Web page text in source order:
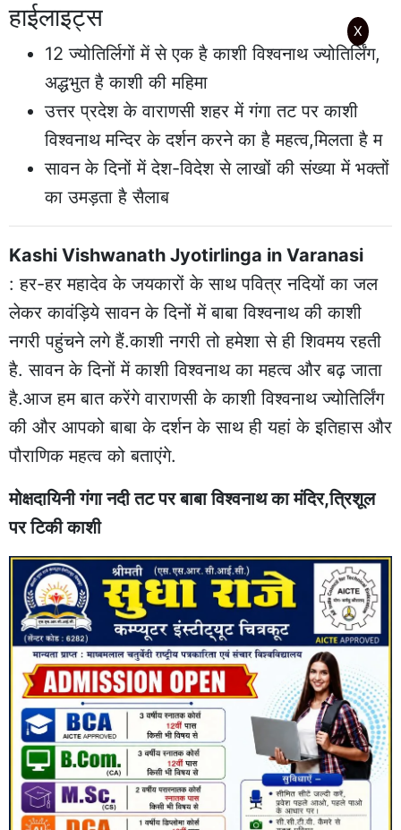
हाईलाइट्स
12 ज्योतिर्लिगों में से एक है काशी विश्वनाथ ज्योतिर्लिंग,
अद्धभुत है काशी की महिमा
उत्तर प्रदेश के वाराणसी शहर में गंगा तट पर काशी
विश्वनाथ मन्दिर के दर्शन करने का है महत्व,मिलता है म
सावन के दिनों में देश-विदेश से लाखों की संख्या में भक्तों
का उमड़ता है सैलाब
Kashi Vishwanath Jyotirlinga in Varanasi
: हर-हर महादेव के जयकारों के साथ पवित्र नदियों का जल
लेकर कावंड़िये सावन के दिनों में बाबा विश्वनाथ की काशी
नगरी पहुंचने लगे हैं.काशी नगरी तो हमेशा से ही शिवमय रहती
है. सावन के दिनों में काशी विश्वनाथ का महत्व और बढ़ जाता
है.आज हम बात करेंगे वाराणसी के काशी विश्वनाथ ज्योतिर्लिंग
की और आपको बाबा के दर्शन के साथ ही यहां के इतिहास और
पौराणिक महत्व को बताएंगे.
मोक्षदायिनी गंगा नदी तट पर बाबा विश्वनाथ का मंदिर,त्रिशूल
पर टिकी काशी
X